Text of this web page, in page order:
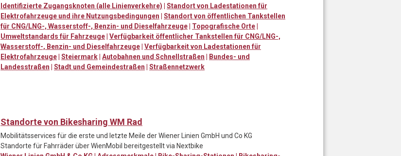
Identifizierte Zugangsknoten (alle Linienverkehre) | Standort von Ladestationen für
Elektrofahrzeuge und ihre Nutzungsbedingungen | Standort von öffentlichen Tankstellen
für CNG/LNG-, Wasserstoff-, Benzin- und Dieselfahrzeuge| Topografische Orte|
Umweltstandards für Fahrzeuge| Verfügbarkeit öffentlicher Tankstellen für CNG/LNG-,
Wasserstoff-, Benzin- und Dieselfahrzeuge| Verfügbarkeit von Ladestationen für
Elektrofahrzeuge| Steiermark| Autobahnen und Schnellstraßen | Bundes- und
Landesstraßen | Stadt und Gemeindestraßen | Straßennetzwerk
Standorte von Bikesharing WM Rad
Mobilitätsservices für die erste und letzte Meile der Wiener Linien GmbH und Co KG
Standorte für Fahrräder über WienMobil bereitgestellt via Nextbike